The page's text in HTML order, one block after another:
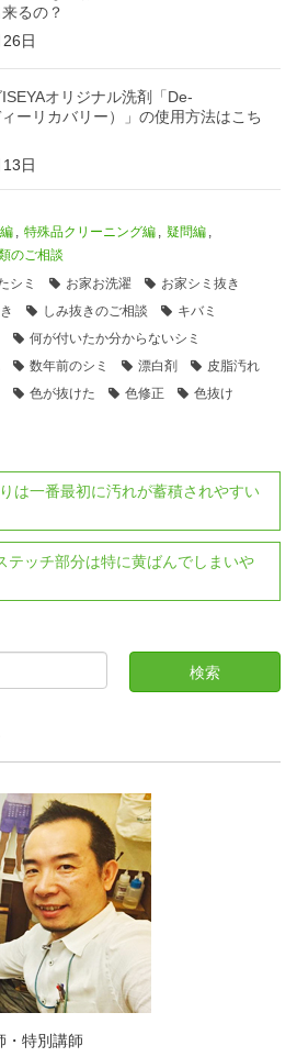
るの？
日
オリジナル洗剤「De-
ーリカバリー）」の使用方法はこち
日
, 特殊品クリーニング編 , 疑問編 ,
のご相談
シミ お家お洗濯
お家シミ抜き
しみ抜きのご相談
キバミ
何が付いたか分からないシミ
数年前のシミ 漂白剤
皮脂汚れ
色が抜けた 色修正
色抜け
は一番最初に汚れが蓄積されやすい
テッチ部分は特に黄ばんでしまいや
・特別講師